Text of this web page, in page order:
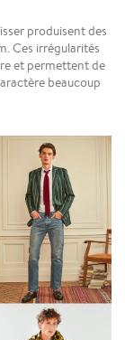
produisent des
Ces irrégularités
et permettent de
beaucoup